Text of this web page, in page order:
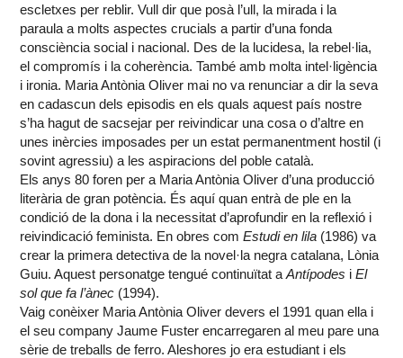
escletxes per reblir. Vull dir que posà l’ull, la mirada i la
paraula a molts aspectes crucials a partir d’una fonda
consciència social i nacional. Des de la lucidesa, la rebel·lia,
el compromís i la coherència. També amb molta intel·ligència
i ironia. Maria Antònia Oliver mai no va renunciar a dir la seva
en cadascun dels episodis en els quals aquest país nostre
s’ha hagut de sacsejar per reivindicar una cosa o d’altre en
unes inèrcies imposades per un estat permanentment hostil (i
sovint agressiu) a les aspiracions del poble català.
Els anys 80 foren per a Maria Antònia Oliver d’una producció
literària de gran potència. És aquí quan entrà de ple en la
condició de la dona i la necessitat d’aprofundir en la reflexió i
reivindicació feminista. En obres comEstudi en lila (1986) va
crear la primera detectiva de la novel·la negra catalana, Lònia
Guiu. Aquest personatge tengué continuïtat aAntípodes iEl
sol que fa l’ànec (1994).
Vaig conèixer Maria Antònia Oliver devers el 1991 quan ella i
el seu company Jaume Fuster encarregaren al meu pare una
sèrie de treballs de ferro. Aleshores jo era estudiant i els